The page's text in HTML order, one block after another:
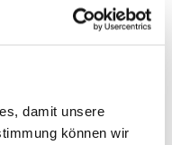
damit unsere
können wir
62a,